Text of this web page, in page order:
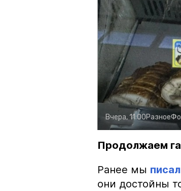
Вчера, 11:00Разное
Продолжаем
Ранее мы
они достойны